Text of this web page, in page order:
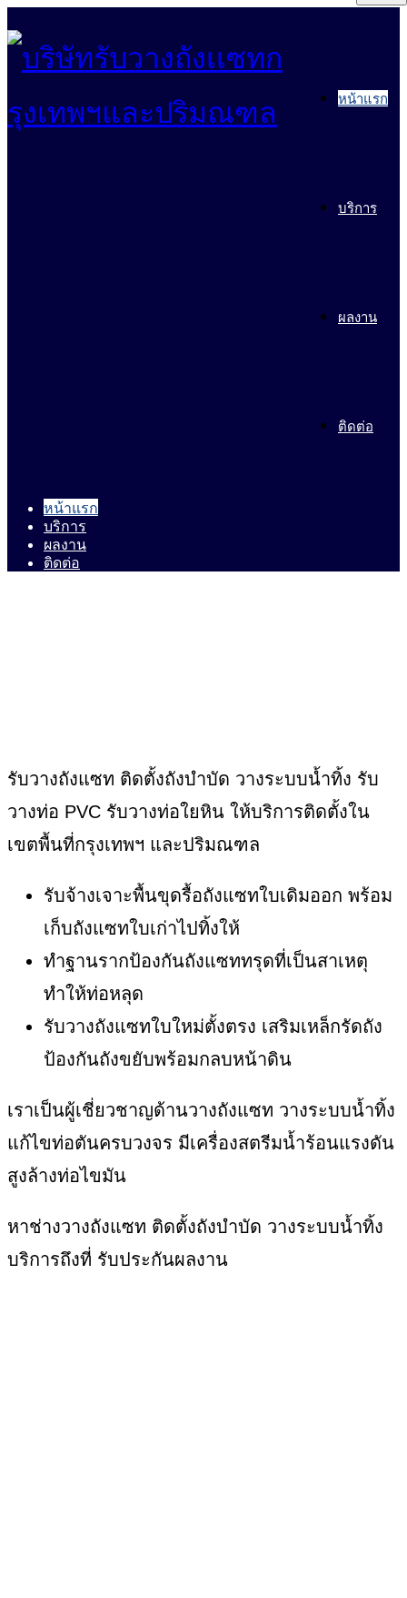
หน้าแรก
บริการ
ผลงาน
ติดต่อ
หน้าแรก
บริการ
ผลงาน
ติดต่อ
รับวางถังแซท ติดตั้งถังบำบัด วางระบบน้ำทิ้ง รับ
วางท่อ PVC รับวางท่อใยหิน ให้บริการติดตั้งใน
เขตพื้นที่กรุงเทพฯ และปริมณฑล
รับจ้างเจาะพื้นขุดรื้อถังแซทใบเดิมออก พร้อม
เก็บถังแซทใบเก่าไปทิ้งให้
ทำฐานรากป้องกันถังแซททรุดที่เป็นสาเหตุ
ทำให้ท่อหลุด
รับวางถังแซทใบใหม่ตั้งตรง เสริมเหล็กรัดถัง
ป้องกันถังขยับพร้อมกลบหน้าดิน
เราเป็นผู้เชี่ยวชาญด้านวางถังแซท วางระบบน้ำทิ้ง
แก้ไขท่อตันครบวงจร มีเครื่องสตรีมน้ำร้อนแรงดัน
สูงล้างท่อไขมัน
หาช่างวางถังแซท ติดตั้งถังบำบัด วางระบบน้ำทิ้ง
บริการถึงที่ รับประกันผลงาน